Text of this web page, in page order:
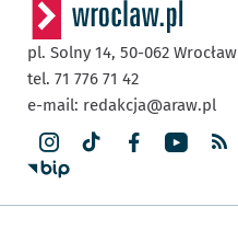
pl. Solny 14, 50-062 Wrocław
tel. 71 776 71 42
e-mail: redakcja@araw.pl